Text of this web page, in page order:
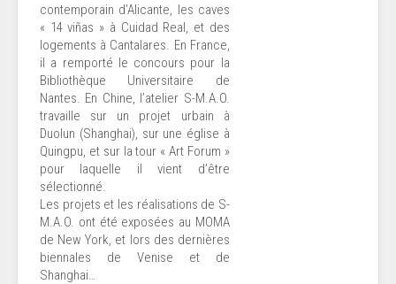
contemporain d’Alicante, les caves
« 14 viñas » à Cuidad Real, et des
logements à Cantalares. En France,
il a remporté le concours pour la
Bibliothèque Universitaire de
Nantes. En Chine, l’atelier S-M.A.O.
travaille sur un projet urbain à
Duolun (Shanghai), sur une église à
Quingpu, et sur la tour « Art Forum »
pour laquelle il vient d’être
sélectionné.
Les projets et les réalisations de S-
M.A.O. ont été exposées au MOMA
de New York, et lors des dernières
biennales de Venise et de
Shanghai…